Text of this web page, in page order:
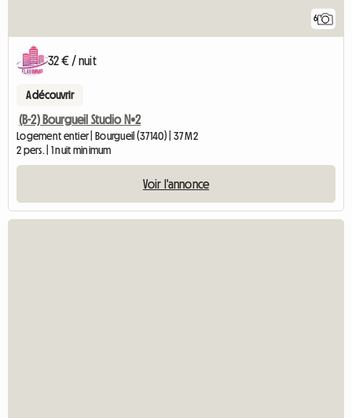
6
32 € / nuit
A découvrir
(B-2) Bourgueil Studio N•2
Logement entier | Bourgueil (37140) | 37 M2
2 pers. | 1 nuit minimum
Voir l'annonce